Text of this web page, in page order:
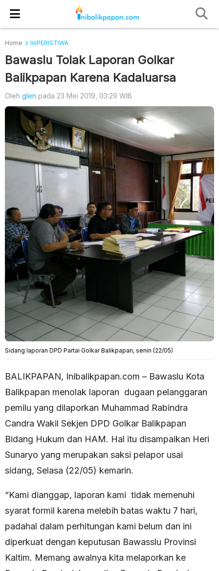
Home IniPERISTIWA
Bawaslu Tolak Laporan Golkar
Balikpapan Karena Kadaluarsa
Oleh glen pada 23 Mei 2019, 03:29 WIB
Sidang laporan DPD Partai Golkar Balikpapan, senin (22/05)
BALIKPAPAN, Inibalikpapan.com – Bawaslu Kota
Balikpapan menolak laporan dugaan pelanggaran
pemilu yang dilaporkan Muhammad Rabindra
Candra Wakil Sekjen DPD Golkar Balikpapan
Bidang Hukum dan HAM. Hal itu disampaikan Heri
Sunaryo yang merupakan saksi pelapor usai
sidang, Selasa (22/05) kemarin.
“Kami dianggap, laporan kami tidak memenuhi
syarat formil karena melebih batas waktu 7 hari,
padahal dalam perhitungan kami belum dan ini
diperkuat dengan keputusan Bawasslu Provinsi
Kaltim. Memang awalnya kita melaporkan ke